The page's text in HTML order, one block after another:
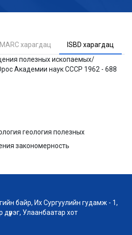
MARC харагдац
ISBD харагдац
полезных ископаемых/
Академии наук СССР 1962 - 688
геология полезных
закономерность
байр, Их Сургуулийн гудамж - 1,
дүүрэг, Улаанбаатар хот